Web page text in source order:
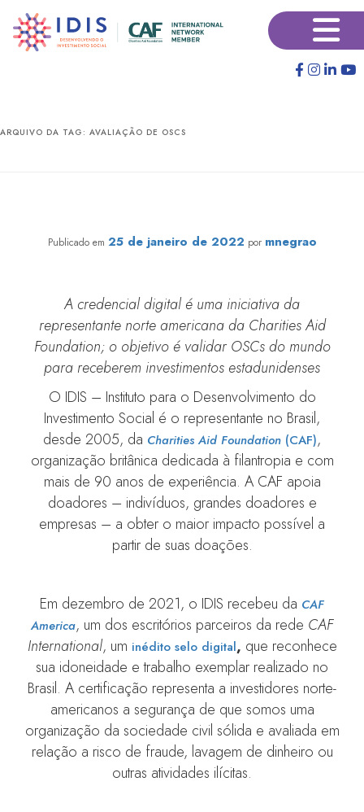
para
para
×
ARQUIVO DA TAG: AVALIAÇÃO DE OSCS
Publicado em 25 de janeiro de 2022 por mnegrao
A credencial digital é uma iniciativa da
representante norte americana da Charities Aid
Foundation; o objetivo é validar OSCs do mundo
para receberem investimentos estadunidenses
O IDIS – Instituto para o Desenvolvimento do
Investimento Social é o representante no Brasil,
desde 2005, da Charities Aid Foundation (CAF),
organização britânica dedicada à filantropia e com
mais de 90 anos de experiência. A CAF apoia
doadores – indivíduos, grandes doadores e
empresas – a obter o maior impacto possível a
partir de suas doações.
Em dezembro de 2021, o IDIS recebeu da CAF
America, um dos escritórios parceiros da rede CAF
International, um inédito selo digital, que reconhece
sua idoneidade e trabalho exemplar realizado no
Brasil. A certificação representa a investidores norte-
americanos a segurança de que somos uma
organização da sociedade civil sólida e avaliada em
relação a risco de fraude, lavagem de dinheiro ou
outras atividades ilícitas.